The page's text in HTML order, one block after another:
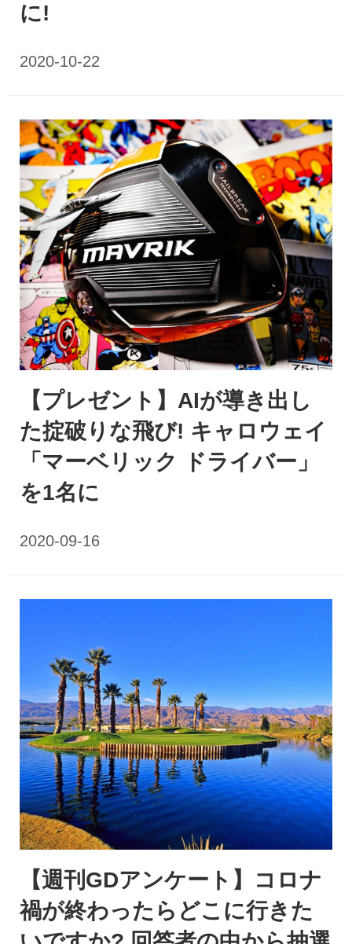
に!
【プレゼント】AIが導き出し
た掟破りな飛び! キャロウェイ
「マーベリック ドライバー」
を1名に
【週刊GDアンケート】コロナ
禍が終わったらどこに行きた